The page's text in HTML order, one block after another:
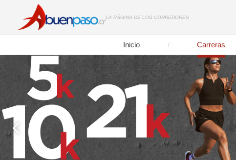
LA PÁGINA DE LOS CORREDORES
Inicio Carreras